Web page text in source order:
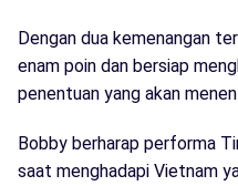
Dengan dua kemenangan
enam poin dan bersiap
penentuan yang akan
Bobby berharap performa
saat menghadapi Vietnam